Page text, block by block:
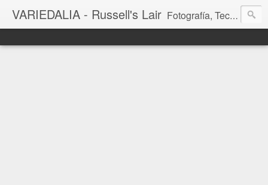
VARIEDALIA - Russell's Lair Fotografía, Tecnología, Cine y Videojuegos en un Blog Multitemática. El rinconcito del creador de FotoMuseo 3D y Left 4 SGC.